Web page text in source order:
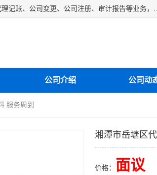
湘潭纳川会计服务有限公司主营从事：湘潭公司账务清理、湘潭公司注销、代理记账、公司变更、公司
公司介绍 公司动
服务周到
湘潭市岳塘区
价格： 面议